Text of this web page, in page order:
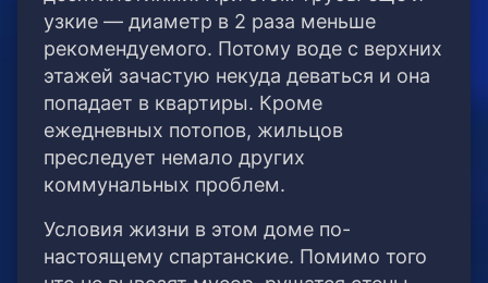
узкие — диаметр в 2 раза меньше
рекомендуемого. Потому воде с верхних
этажей зачастую некуда деваться и она
попадает в квартиры. Кроме
ежедневных потопов, жильцов
преследует немало других
коммунальных проблем.
Условия жизни в этом доме по-
настоящему спартанские. Помимо того